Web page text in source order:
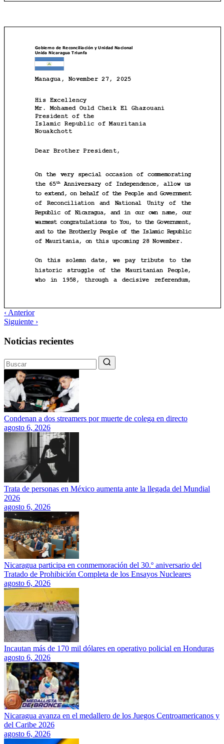
‹ Anterior
Siguiente ›
Noticias recientes
Condenan a dos streamers por muerte de colega en directo
agosto 6, 2026
Trata de personas en México aumenta ante la llegada del Mundial
2026
agosto 6, 2026
Nicaragua participa en conmemoración del 30.º aniversario del
Tratado de Prohibición Completa de los Ensayos Nucleares
agosto 6, 2026
Incautan más de 170 mil dólares en operativo policial en Honduras
agosto 6, 2026
Nicaragua avanza en el medallero de los Juegos Centroamericanos y
del Caribe 2026
agosto 6, 2026